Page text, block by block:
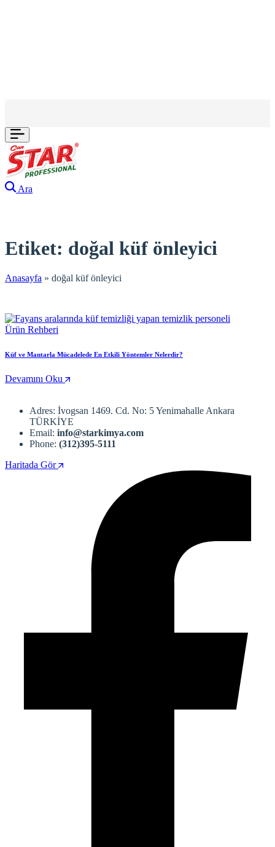
Ara
Etiket: doğal küf önleyici
Anasayfa » doğal küf önleyici
Ürün Rehberi
Küf ve Mantarla Mücadelede En Etkili Yöntemler Nelerdir?
Devamını Oku
Adres: İvogsan 1469. Cd. No: 5 Yenimahalle Ankara
TÜRKİYE
Email: info@starkimya.com
Phone: (312)395-5111
Haritada Gör